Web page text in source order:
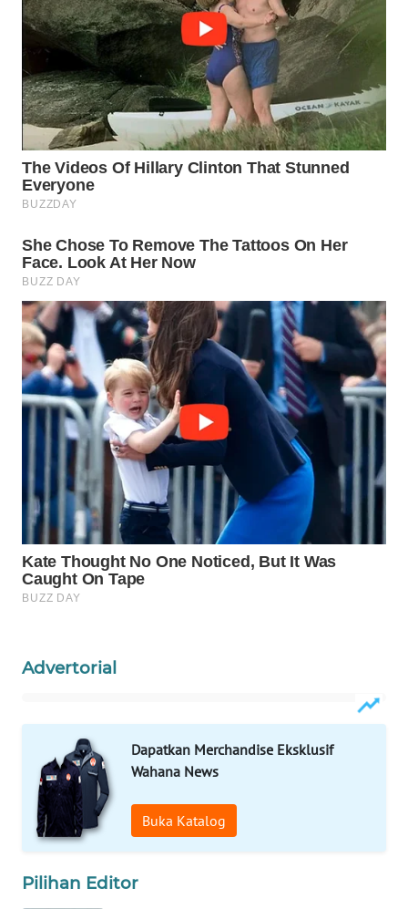
Advertorial
Dapatkan Merchandise Eksklusif
Wahana News
Buka Katalog
Pilihan Editor
WN
INDRAMAYU
WN
KUNINGAN
WN
MAJALENGKA
SUBANG
WN
SUKABUMI
WN
PURWAKARTA
WN
PRIANGAN
TIMUR
WN
SEMARANG
WN
SOLO
BOROBUDUR
MADURA
WN
SURABAYA
WN